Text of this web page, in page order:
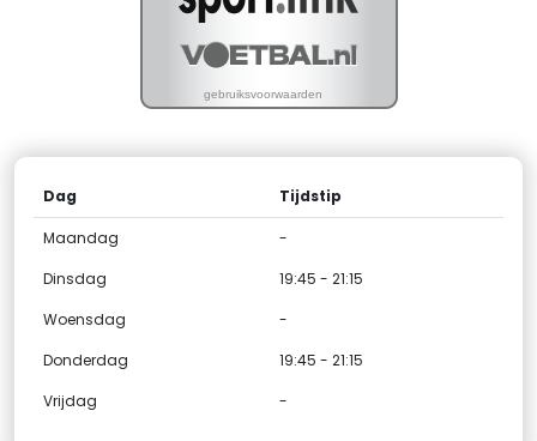
Dag Tijdstip
Maandag
-
Dinsdag
19:45 - 21:15
Woensdag
-
Donderdag
19:45 - 21:15
Vrijdag
-